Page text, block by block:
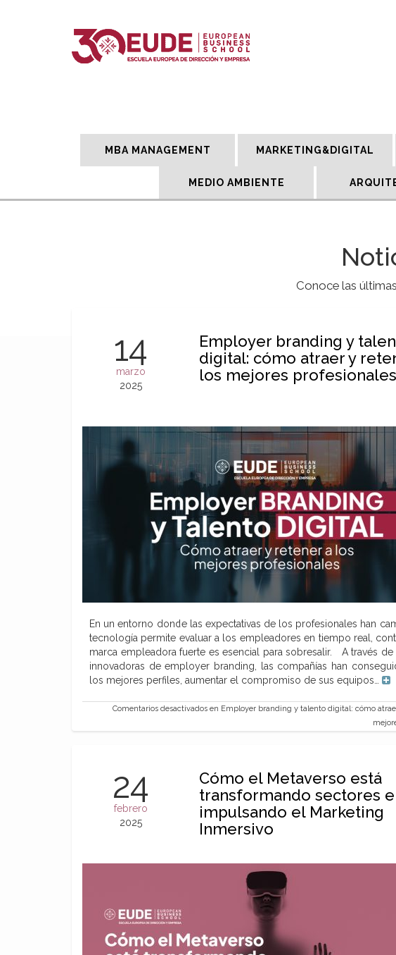
MBA MANAGEMENT MARKETING&DIGITAL
MEDIO AMBIENTE
Conoce las
14
marzo
2025
Employer branding y
digital: cómo atraer y
los mejores profesionales
En un entorno donde las expectativas de los profesionales han
tecnología permite evaluar a los empleadores en tiempo real,
marca empleadora fuerte es esencial para sobresalir. A través de
innovadoras de employer branding, las compañías han
los mejores perfiles, aumentar el compromiso de sus equipos…
Comentarios desactivados en Employer branding y talento digital: cómo
24
febrero
2025
Cómo el Metaverso está
transformando sectores e
impulsando el Marketing
Inmersivo